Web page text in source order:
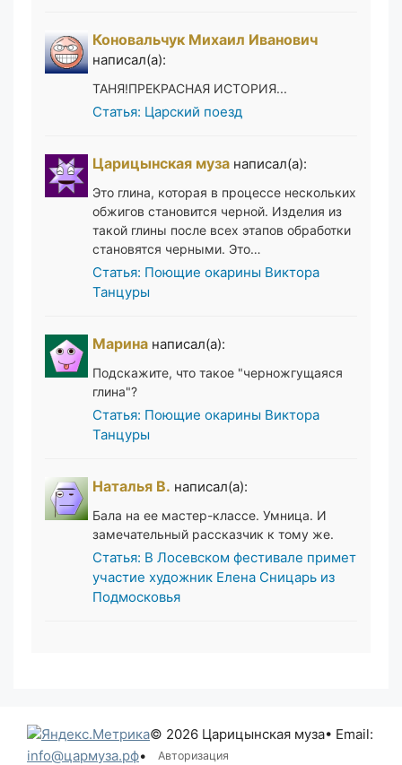
Коновальчук Михаил Иванович
написал(а):
ТАНЯ!ПРЕКРАСНАЯ ИСТОРИЯ...
Статья: Царский поезд
Царицынская муза написал(а):
Это глина, которая в процессе нескольких
обжигов становится черной. Изделия из
такой глины после всех этапов обработки
становятся черными. Это…
Статья: Поющие окарины Виктора
Танцуры
Марина написал(а):
Подскажите, что такое "черножгущаяся
глина"?
Статья: Поющие окарины Виктора
Танцуры
Наталья В. написал(а):
Бала на ее мастер-классе. Умница. И
замечательный рассказчик к тому же.
Статья: В Лосевском фестивале примет
участие художник Елена Сницарь из
Подмосковья
© 2026 Царицынская муза• Email:
info@цармуза.рф• Авторизация